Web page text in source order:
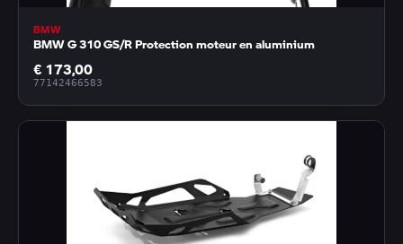
BMW
BMW G 310 GS/R Protection moteur en aluminium
€ 173,00
77142466583